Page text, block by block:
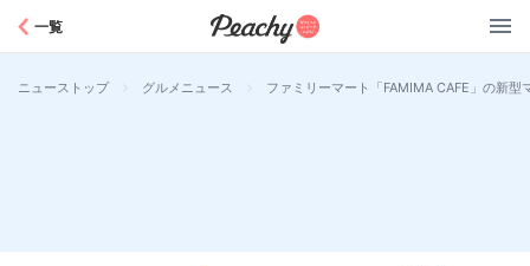
一覧
ニューストップ > グルメニュース > ファミリーマート「FAMIMA CAFE」の新型